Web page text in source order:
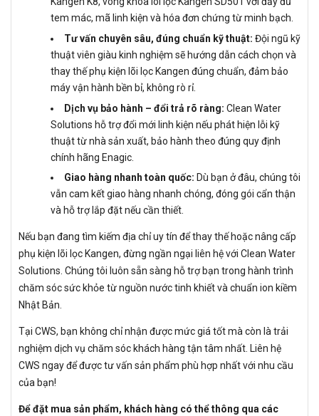
tem mác, mã linh kiện và hóa đơn chứng từ minh bạch.
Tư vấn chuyên sâu, đúng chuẩn kỹ thuật: Đội ngũ kỹ
thuật viên giàu kinh nghiệm sẽ hướng dẫn cách chọn và
thay thế phụ kiện lõi lọc Kangen đúng chuẩn, đảm bảo
máy vận hành bền bỉ, không rò rỉ.
Dịch vụ bảo hành – đổi trả rõ ràng: Clean Water
Solutions hỗ trợ đổi mới linh kiện nếu phát hiện lỗi kỹ
thuật từ nhà sản xuất, bảo hành theo đúng quy định
chính hãng Enagic.
Giao hàng nhanh toàn quốc: Dù bạn ở đâu, chúng tôi
vẫn cam kết giao hàng nhanh chóng, đóng gói cẩn thận
và hỗ trợ lắp đặt nếu cần thiết.
Nếu bạn đang tìm kiếm địa chỉ uy tín để thay thế hoặc nâng cấp
phụ kiện lõi lọc Kangen, đừng ngần ngại liên hệ với Clean Water
Solutions. Chúng tôi luôn sẵn sàng hỗ trợ bạn trong hành trình
chăm sóc sức khỏe từ nguồn nước tinh khiết và chuẩn ion kiềm
Nhật Bản.
Tại CWS, bạn không chỉ nhận được mức giá tốt mà còn là trải
nghiệm dịch vụ chăm sóc khách hàng tận tâm nhất. Liên hệ
CWS ngay để được tư vấn sản phẩm phù hợp nhất với nhu cầu
của bạn!
Để đặt mua sản phẩm, khách hàng có thể thông qua các